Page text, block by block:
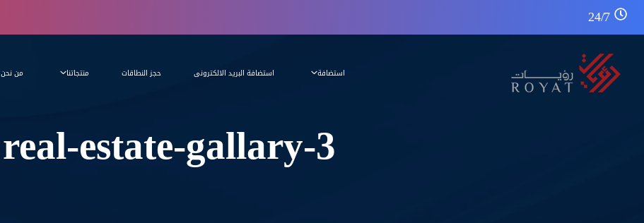
24/7
استضافة استضافة البريد الالكترونى حجز النطاقات منتجاتنا من نحن
real-estate-gallary-3